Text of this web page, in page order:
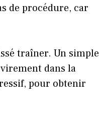
de procédure, car
traîner. Un simple
dans la
pour obtenir